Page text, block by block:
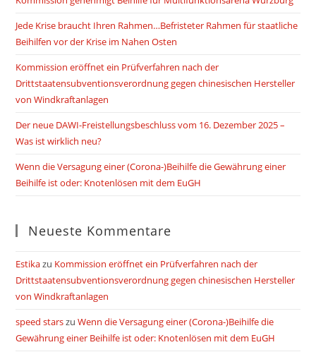
Jede Krise braucht Ihren Rahmen…Befristeter Rahmen für staatliche
Beihilfen vor der Krise im Nahen Osten
Kommission eröffnet ein Prüfverfahren nach der
Drittstaatensubventionsverordnung gegen chinesischen Hersteller
von Windkraftanlagen
Der neue DAWI-Freistellungsbeschluss vom 16. Dezember 2025 –
Was ist wirklich neu?
Wenn die Versagung einer (Corona-)Beihilfe die Gewährung einer
Beihilfe ist oder: Knotenlösen mit dem EuGH
Neueste Kommentare
Estikazu Kommission eröffnet ein Prüfverfahren nach der
Drittstaatensubventionsverordnung gegen chinesischen Hersteller
von Windkraftanlagen
speed starszuWenn die Versagung einer (Corona-)Beihilfe die
Gewährung einer Beihilfe ist oder: Knotenlösen mit dem EuGH